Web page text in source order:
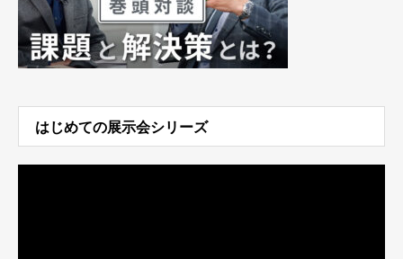
はじめての展示会シリーズ